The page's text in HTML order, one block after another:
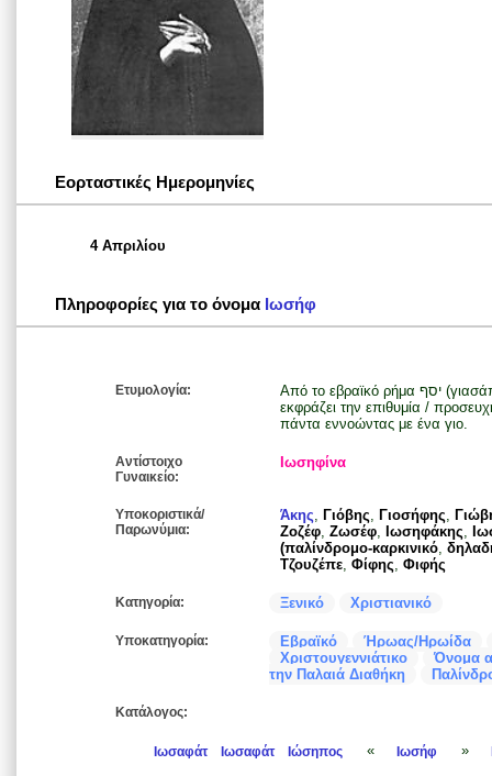
Εορταστικές Ημερομηνίες
4 Απριλίου
Πληροφορίες για το όνομα Ιωσήφ
Ετυμολογία:
Από το εβραϊκό ρήμα יסף (γιασάπ) που σημαίνει προσθέτω ή αυξάνω και
εκφράζει την επιθυμία /
πάντα εννοώντας με ένα γιο.
Αντίστοιχο
Γυναικείο:
Ιωσηφίνα
Υποκοριστικά/
Παρωνύμια:
Άκης, Γιόβης, Γιοσήφης,
Ζοζέφ, Ζωσέφ, Ιωσηφάκης,
(παλίνδρομο-καρκινικό,
Τζουζέπε, Φίφης, Φιφής
Κατηγορία: Ξενικό Χριστιανικό
Υποκατηγορία: Εβραϊκό
Ήρωας/Ηρωίδα
Χριστουγεννιάτικο
Όνομα
την Παλαιά Διαθήκη
Κατάλογος:
Ιωσαφάτ Ιωσαφάτ Ιώσηπος « Ιωσήφ »